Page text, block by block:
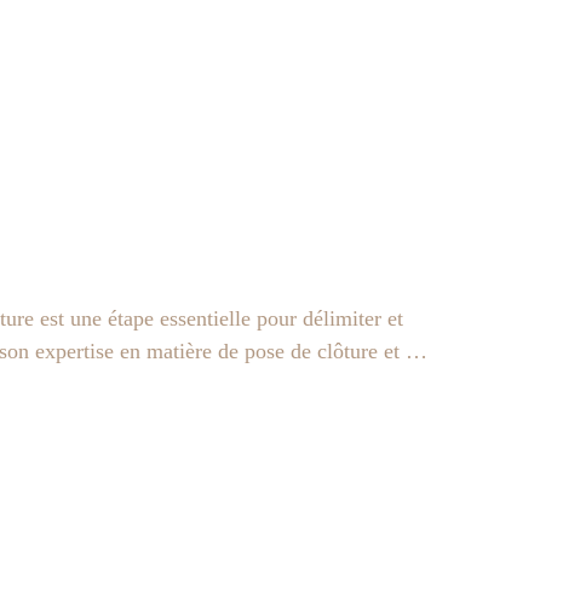
est une étape essentielle pour délimiter et
expertise en matière de pose de clôture et …